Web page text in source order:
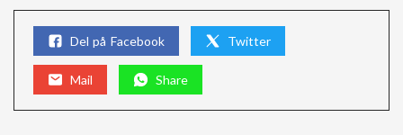
Del på Facebook Twitter
Mail Share